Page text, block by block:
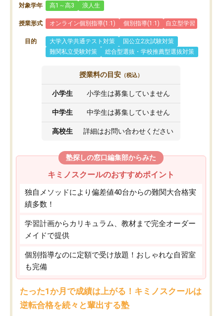
対象学年 高1～高3 浪人生
授業形式 オンライン個別指導(1:1) 個別指導(1:1) 自立型学習
目的 大学入学共通テスト対策
国公立2次試験対策
難関私立受験対策
総合型選抜・学校推薦型選抜対策
授業料の目安 （税込）
小学生 小学生は募集していません
中学生 中学生は募集していません
高校生 詳細はお問い合わせください
塾探しの窓口編集部からみた
キミノスクールのおすすめポイント
独自メソッドにより偏差値40台からの難関大合格実
績多数！
学習計画からカリキュラム、教材まで完全オーダー
メイドで提供
個別指導なのに定額で受け放題！おしゃれな自習室
も完備
たった1か月で成績は上がる！キミノスクールは
逆転合格を続々と輩出する塾